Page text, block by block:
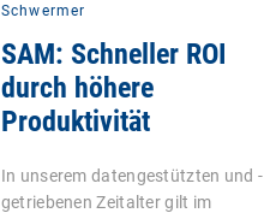
Schwermer
SAM: Schneller ROI
durch höhere
Produktivität
In unserem datengestützten und -
getriebenen Zeitalter gilt im